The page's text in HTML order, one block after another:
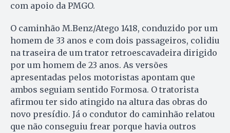
com apoio da PMGO.
O caminhão M.Benz/Atego 1418, conduzido por um
homem de 33 anos e com dois passageiros, colidiu
na traseira de um trator retroescavadeira dirigido
por um homem de 23 anos. As versões
apresentadas pelos motoristas apontam que
ambos seguiam sentido Formosa. O tratorista
afirmou ter sido atingido na altura das obras do
novo presídio. Já o condutor do caminhão relatou
que não conseguiu frear porque havia outros